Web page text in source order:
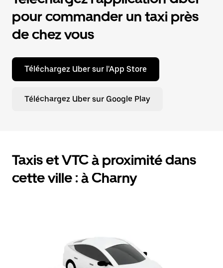
pour commander un taxi près
de chez vous
Téléchargez Uber sur l'App Store
Téléchargez Uber sur Google Play
Taxis et VTC à proximité dans
cette ville : à Charny